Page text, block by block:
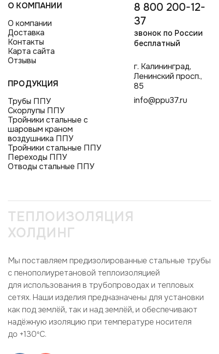
О КОМПАНИИ
О компании
Доставка
Контакты
Карта сайта
Отзывы
ПРОДУКЦИЯ
Трубы ППУ
Скорлупы ППУ
Тройники стальные с
шаровым краном
воздушника ППУ
Тройники стальные ППУ
Переходы ППУ
Отводы стальные ППУ
8 800 200-12-
37
звонок по России
бесплатный
г. Калининград,
Ленинский просп.,
85
info@ppu37.ru
ТЕПЛОИЗОЛЯЦИЯ
ХОЛДИНГ
Мы поставляем предизолированные стальные трубы
с пенополиуретановой теплоизоляцией
для использования в трубопроводах и тепловых
сетях. Наши изделия предназначены для установки
как под землёй, так и над землёй, и обеспечивают
надёжную изоляцию при температуре носителя
до +130ºC.